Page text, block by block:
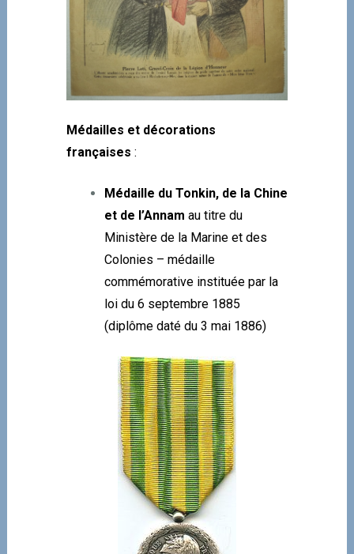
Médailles et décorations
françaises :
Médaille du Tonkin, de la Chine
et de l’Annam au titre du
Ministère de la Marine et des
Colonies – médaille
commémorative instituée par la
loi du 6 septembre 1885
(diplôme daté du 3 mai 1886)